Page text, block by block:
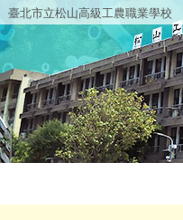
臺北市立松山高級工農職業學校